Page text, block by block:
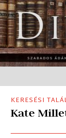
KERESÉSI
Kate